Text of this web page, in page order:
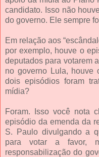
candidato. Isso não
do governo. Ele sempre
Em relação aos
por exemplo, houve o
deputados para votarem
no governo Lula, houve
dois episódios foram
mídia?
Foram. Isso você nota
episódio da emenda da
S. Paulo divulgando a
para votar a favor,
responsabilização do